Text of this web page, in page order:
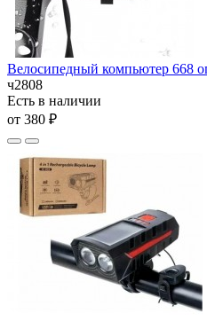
Велосипедный компьютер 668
ч2808
Есть в наличии
от 380 ₽